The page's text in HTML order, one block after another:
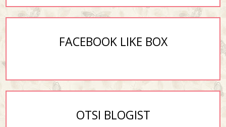
FACEBOOK LIKE BOX
OTSI BLOGIST